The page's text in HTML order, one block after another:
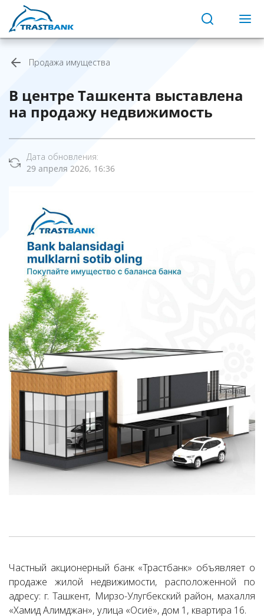
Продажа имущества
В центре Ташкента выставлена
на продажу недвижимость
Дата обновления:
29 апреля 2026, 16:36
Частный акционерный банк «Трастбанк» объявляет о
продаже жилой недвижимости, расположенной по
адресу: г. Ташкент, Мирзо-Улугбекский район, махалля
«Хамид Алимджан», улица «Осиё», дом 1, квартира 16.